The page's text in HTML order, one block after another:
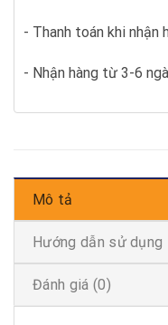
- Thanh toán khi nhận
- Nhận hàng từ 3-6
Mô tả
Đánh giá (0)
Hướng dẫn sử dụng